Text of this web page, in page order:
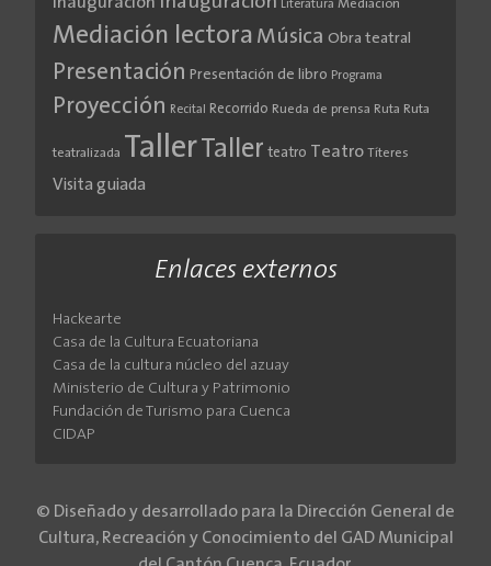
Inauguración Literatura Mediación
Mediación lectora Música Obra teatral
Presentación Presentación de libro Programa
Proyección Recital Recorrido Rueda de prensa Ruta Ruta
teatralizada Taller Taller teatro Teatro Títeres
Visita guiada
Enlaces externos
Hackearte
Casa de la Cultura Ecuatoriana
Casa de la cultura núcleo del azuay
Ministerio de Cultura y Patrimonio
Fundación de Turismo para Cuenca
CIDAP
© Diseñado y desarrollado para la Dirección General de
Cultura, Recreación y Conocimiento del GAD Municipal